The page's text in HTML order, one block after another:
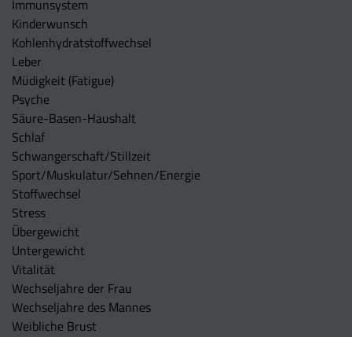
Immunsystem
Kinderwunsch
Kohlenhydratstoffwechsel
Leber
Müdigkeit (Fatigue)
Psyche
Säure-Basen-Haushalt
Schlaf
Schwangerschaft/Stillzeit
Sport/Muskulatur/Sehnen/Energie
Stoffwechsel
Stress
Übergewicht
Untergewicht
Vitalität
Wechseljahre der Frau
Wechseljahre des Mannes
Weibliche Brust